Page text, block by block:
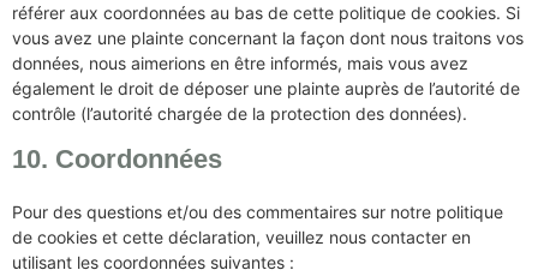
référer aux coordonnées au bas de cette politique de cookies. Si
vous avez une plainte concernant la façon dont nous traitons vos
données, nous aimerions en être informés, mais vous avez
également le droit de déposer une plainte auprès de l’autorité de
contrôle (l’autorité chargée de la protection des données).
10. Coordonnées
Pour des questions et/ou des commentaires sur notre politique
de cookies et cette déclaration, veuillez nous contacter en
utilisant les coordonnées suivantes :